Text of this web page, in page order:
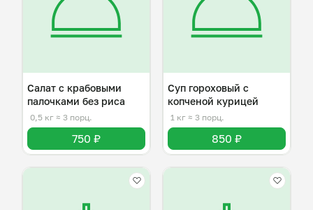
Салат с крабовыми
палочками без риса
0,5 кг ≈ 3 порц.
750 ₽
Суп гороховый с
копченой курицей
1 кг ≈ 3 порц.
850 ₽